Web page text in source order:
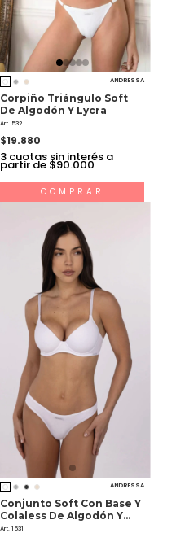
ANDRESSA
Corpiño Triángulo Soft
De Algodón Y Lycra
Art. 532
$19.880
3 cuotas sin interés a
partir de $90.000
COMPRAR
ANDRESSA
Conjunto Soft Con Base Y
Colaless De Algodón Y
Lycra
Art. 1531